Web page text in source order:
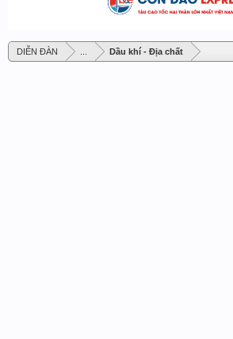
DIỄN ĐÀN ... Dầu khí - Địa chất